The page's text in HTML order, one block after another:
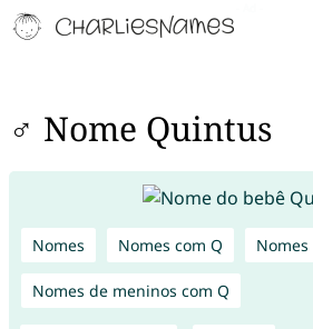
♂ Nome Quintus
Nomes Nomes com Q
Nomes de meninos com Q